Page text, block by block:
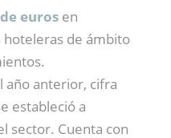
euros en
hoteleras de ámbito
año anterior, cifra
estableció a
sector. Cuenta con